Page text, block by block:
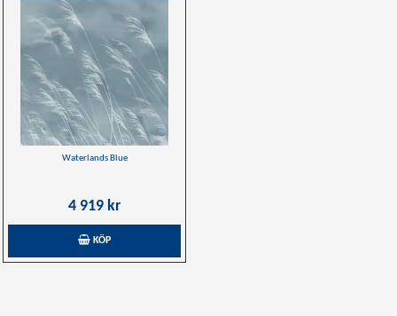
Waterlands Blue
4 919 kr
KÖP